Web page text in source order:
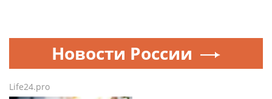
Новости России
Life24.pro